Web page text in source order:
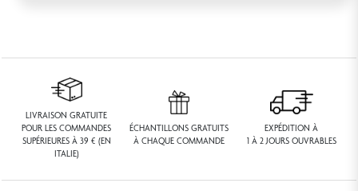
LIVRAISON GRATUITE
POUR LES COMMANDES
SUPÉRIEURES À 39 € (EN
ITALIE)
ÉCHANTILLONS GRATUITS
À CHAQUE COMMANDE
EXPÉDITION À
1 À 2 JOURS OUVRABLES